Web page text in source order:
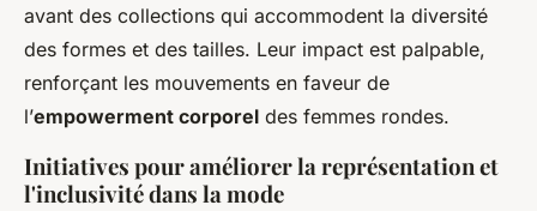
avant des collections qui accommodent la diversité
des formes et des tailles. Leur impact est palpable,
renforçant les mouvements en faveur de
l’empowerment corporel des femmes rondes.
Initiatives pour améliorer la représentation et
l'inclusivité dans la mode